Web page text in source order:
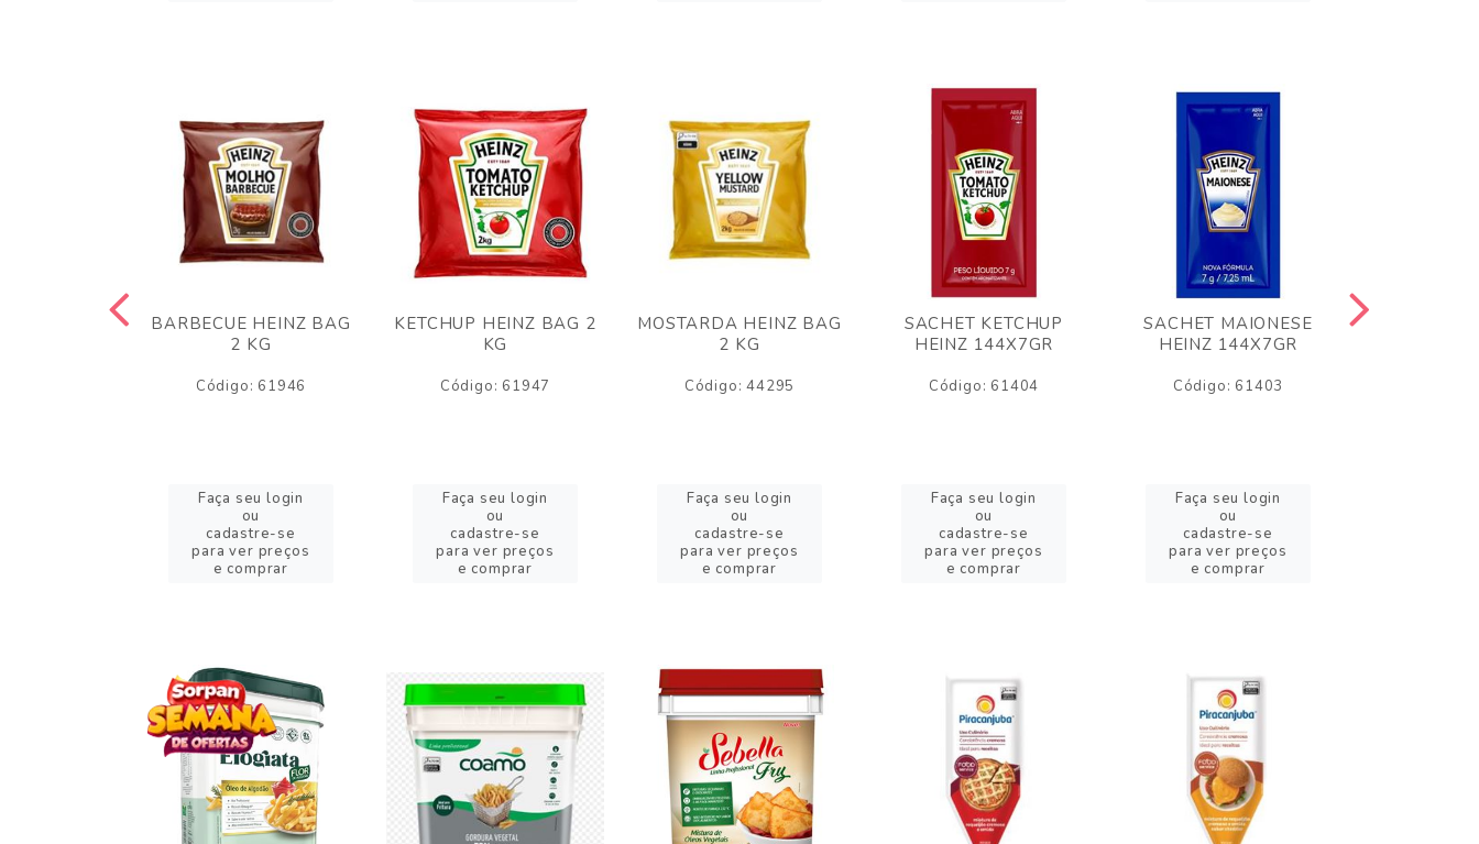
BARBECUE HEINZ BAG
2 KG
Código: 61946
Faça seu login
ou
cadastre-se
para ver preços
e comprar
KETCHUP HEINZ BAG 2
KG
Código: 61947
Faça seu login
ou
cadastre-se
para ver preços
e comprar
MOSTARDA HEINZ BAG
2 KG
Código: 44295
Faça seu login
ou
cadastre-se
para ver preços
e comprar
SACHET KETCHUP
HEINZ 144X7GR
Código: 61404
Faça seu login
ou
cadastre-se
para ver preços
e comprar
SACHET MAIONESE
HEINZ 144X7GR
Código: 61403
Faça seu login
ou
cadastre-se
para ver preços
e comprar